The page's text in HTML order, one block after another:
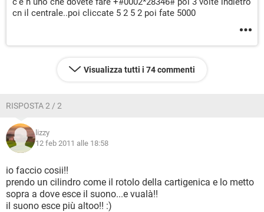
cn il centrale..poi cliccate 5 2 5 2 poi fate 5000
Visualizza tutti i 74 commenti
RISPOSTA 2 / 2
lizzy
12 feb 2011 alle 18:58
io faccio cosii!!
prendo un cilindro come il rotolo della cartigenica e lo metto
sopra a dove esce il suono...e vualà!!
il suono esce più altoo!! :)